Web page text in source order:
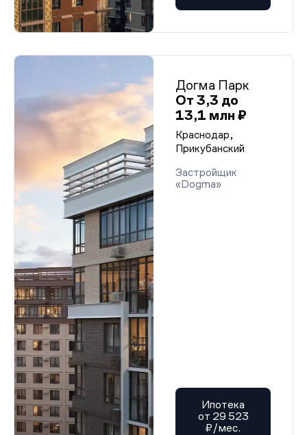
Догма Парк
От 3,3 до
13,1 млн ₽
Краснодар,
Прикубанский
Застройщик
«Dogma»
Ипотека
от 29 523
₽/мес.